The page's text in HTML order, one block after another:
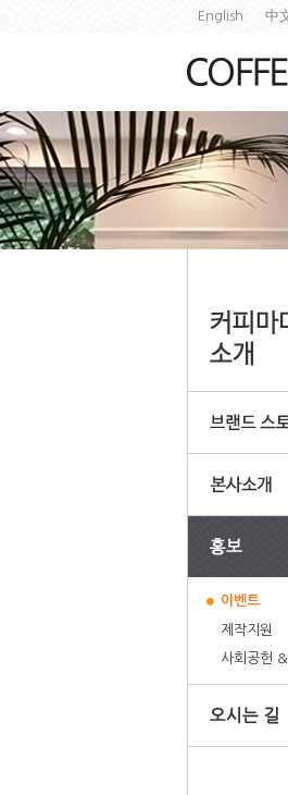
English 中
이벤트
제작지원
사회공헌